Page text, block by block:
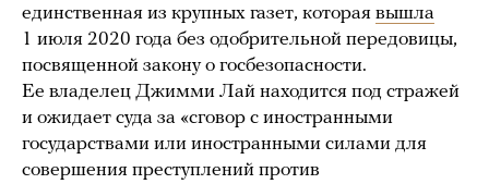
единственная из крупных газет, которая вышла
1 июля 2020 года без одобрительной передовицы,
посвященной закону о госбезопасности.
Ее владелец Джимми Лай находится под стражей
и ожидает суда за «сговор с иностранными
государствами или иностранными силами для
совершения преступлений против